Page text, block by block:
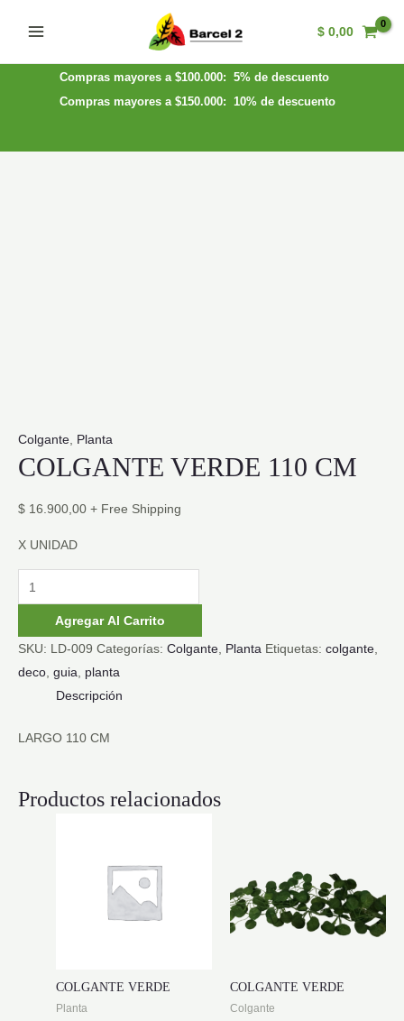
Menu
$ 0,00
Compras mayores a $100.000: 5% de descuento
Compras mayores a $150.000: 10% de descuento
Colgante Planta
COLGANTE VERDE 110 CM
$ 16.900,00 + Free Shipping
X UNIDAD
COLGANTE
VERDE
CM
cantidad
Agregar Al Carrito
SKU: LD-009 Categorías: Colgante Planta Etiquetas: colgante
deco guia
planta
Descripción
LARGO 110 CM
Productos relacionados
COLGANTE VERDE
Planta
COLGANTE VERDE
Colgante